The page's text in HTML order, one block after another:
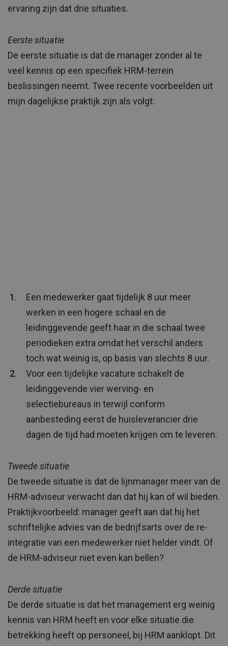
ervaring zijn dat drie situaties.
Eerste situatie
De eerste situatie is dat de manager zonder al te
veel kennis op een specifiek HRM-terrein
beslissingen neemt. Twee recente voorbeelden uit
mijn dagelijkse praktijk zijn als volgt:
Een medewerker gaat tijdelijk 8 uur meer
werken in een hogere schaal en de
leidinggevende geeft haar in die schaal twee
periodieken extra omdat het verschil anders
toch wat weinig is, op basis van slechts 8 uur.
Voor een tijdelijke vacature schakelt de
leidinggevende vier werving- en
selectiebureaus in terwijl conform
aanbesteding eerst de huisleverancier drie
dagen de tijd had moeten krijgen om te leveren.
Tweede situatie
De tweede situatie is dat de lijnmanager meer van de
HRM-adviseur verwacht dan dat hij kan of wil bieden.
Praktijkvoorbeeld: manager geeft aan dat hij het
schriftelijke advies van de bedrijfsarts over de re-
integratie van een medewerker niet helder vindt. Of
de HRM-adviseur niet even kan bellen?
Derde situatie
De derde situatie is dat het management erg weinig
kennis van HRM heeft en voor elke situatie die
betrekking heeft op personeel, bij HRM aanklopt. Dit